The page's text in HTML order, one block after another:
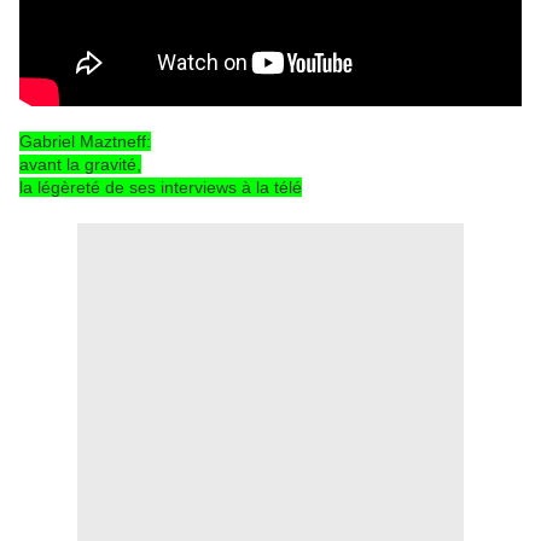
Gabriel Maztneff:
avant la gravité,
la légèreté de ses interviews à la télé